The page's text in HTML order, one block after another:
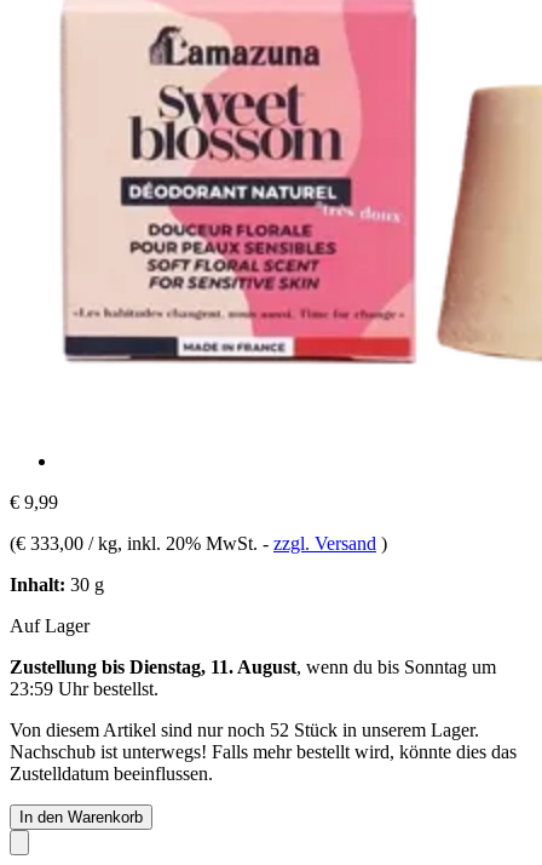
€ 9,99
(€ 333,00 / kg, inkl. 20% MwSt. - zzgl. Versand )
Inhalt: 30 g
Auf Lager
Zustellung bis Dienstag, 11. August, wenn du bis Sonntag um
23:59 Uhrbestellst.
Von diesem Artikel sind nur noch 52 Stück in unserem Lager.
Nachschub ist unterwegs! Falls mehr bestellt wird, könnte dies das
Zustelldatum beeinflussen.
In den Warenkorb